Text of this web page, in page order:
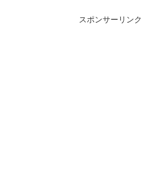
スポンサーリンク